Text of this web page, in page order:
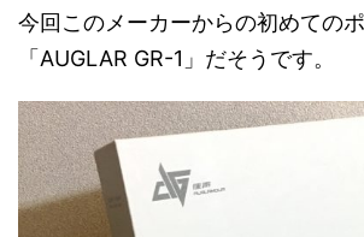
今回このメーカーからの初めての
「AUGLAR GR-1」だそうです。